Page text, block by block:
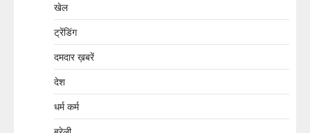
खेल
ट्रेंडिंग
दमदार ख़बरें
देश
धर्म कर्म